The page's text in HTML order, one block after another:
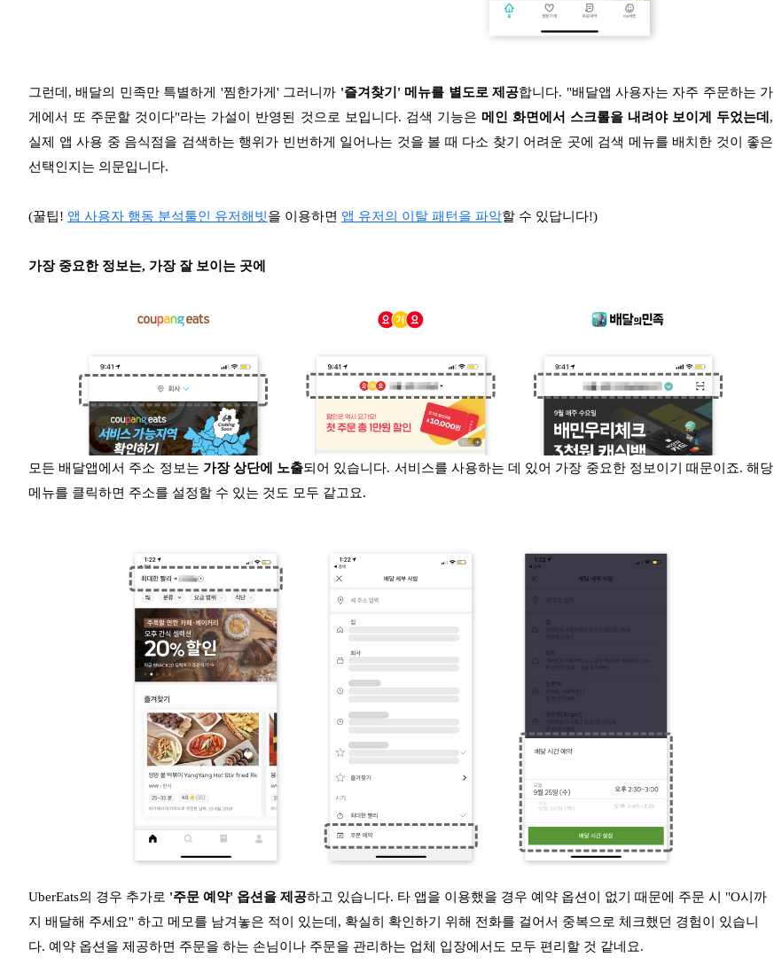
그런데, 배달의 민족만 특별하게 '찜한가게' 그러니까 '즐겨찾기' 메뉴를 별도로 제공합니다. "배달앱 사용자는 자주 주문하는 가
게에서 또 주문할 것이다"라는 가설이 반영된 것으로 보입니다. 검색 기능은 메인 화면에서 스크롤을 내려야 보이게 두었는데 ,
실제 앱 사용 중 음식점을 검색하는 행위가 빈번하게 일어나는 것을 볼 때 다소 찾기 어려운 곳에 검색 메뉴를 배치한 것이 좋은
선택인지는 의문입니다.
(꿀팁! 앱 사용자 행동 분석툴인 유저해빗을 이용하면 앱 유저의 이탈 패턴을 파악할 수 있답니다!)
가장 중요한 정보는, 가장 잘 보이는 곳에
모든 배달앱에서 주소 정보는 가장 상단에 노출되어 있습니다. 서비스를 사용하는 데 있어 가장 중요한 정보이기 때문이죠. 해당
메뉴를 클릭하면 주소를 설정할 수 있는 것도 모두 같고요.
UberEats의 경우 추가로 '주문 예약' 옵션을 제공하고 있습니다. 타 앱을 이용했을 경우 예약 옵션이 없기 때문에 주문 시 "O시까
지 배달해 주세요" 하고 메모를 남겨놓은 적이 있는데, 확실히 확인하기 위해 전화를 걸어서 중복으로 체크했던 경험이 있습니
다. 예약 옵션을 제공하면 주문을 하는 손님이나 주문을 관리하는 업체 입장에서도 모두 편리할 것 같네요.